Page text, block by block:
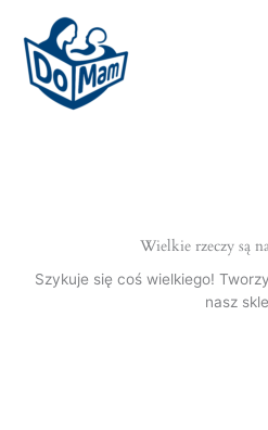
Wielkie rzeczy są
Szykuje się coś wielkiego!
nasz